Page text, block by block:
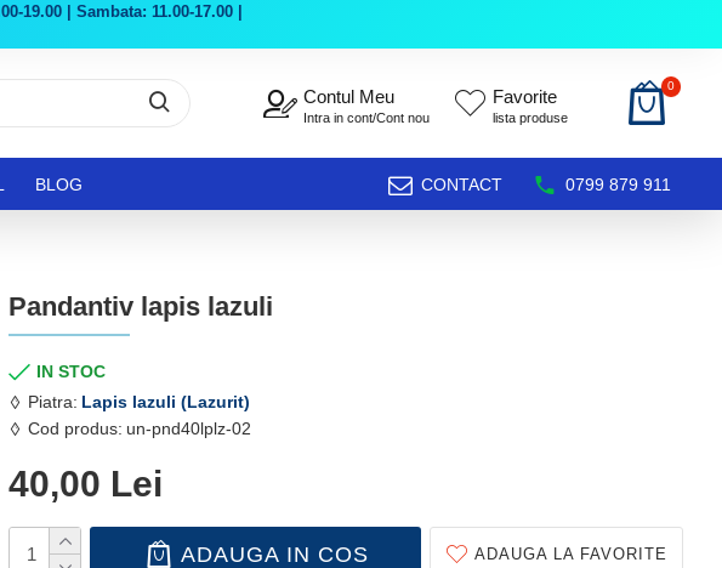
| Sambata: 11.00-17.00 |
Contul Meu
Intra in cont/Cont nou
Favorite
lista produse
0
BLOG CONTACT 0799 879 911
Pandantiv lapis lazuli
IN STOC
Piatra: Lapis lazuli (Lazurit)
Cod produs: un-pnd40lplz-02
40,00 Lei
ADAUGA IN COS ADAUGA LA FAVORITE